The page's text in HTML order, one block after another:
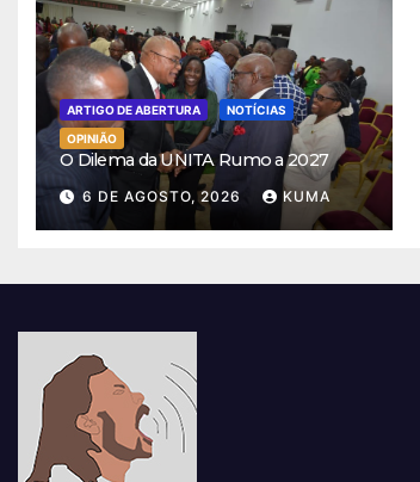
ARTIGO DE ABERTURA
NOTÍCIAS
OPINIÃO
O Dilema da UNITA Rumo a 2027
6 DE AGOSTO, 2026 KUMA